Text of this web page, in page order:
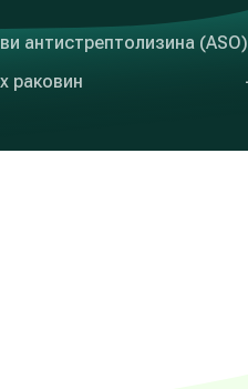
антистрептолизина (ASO)
раковин